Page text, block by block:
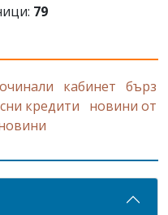
79
кабинет бърз
кредити
новини от